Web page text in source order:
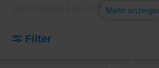
ausreichende Eiweißzufuhr für ein
d.h. Energieverbrauch für ihre
Mehr
Filter